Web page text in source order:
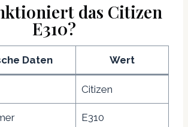
das Citizen
E310?
Daten Wert
Citizen
E310